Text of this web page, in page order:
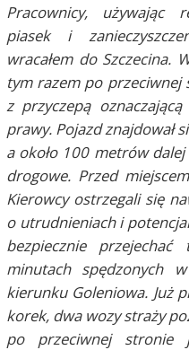
Pracownicy, używając
piasek i
wracałem do Szczecina.
tym razem po
z przyczepą
prawy. Pojazd znajdował
a około 100 metrów
drogowe. Przed
Kierowcy ostrzegali się
o utrudnieniach i
bezpiecznie
minutach spędzonych
kierunku Goleniowa. Już
korek, dwa wozy straży
po przeciwnej stronie